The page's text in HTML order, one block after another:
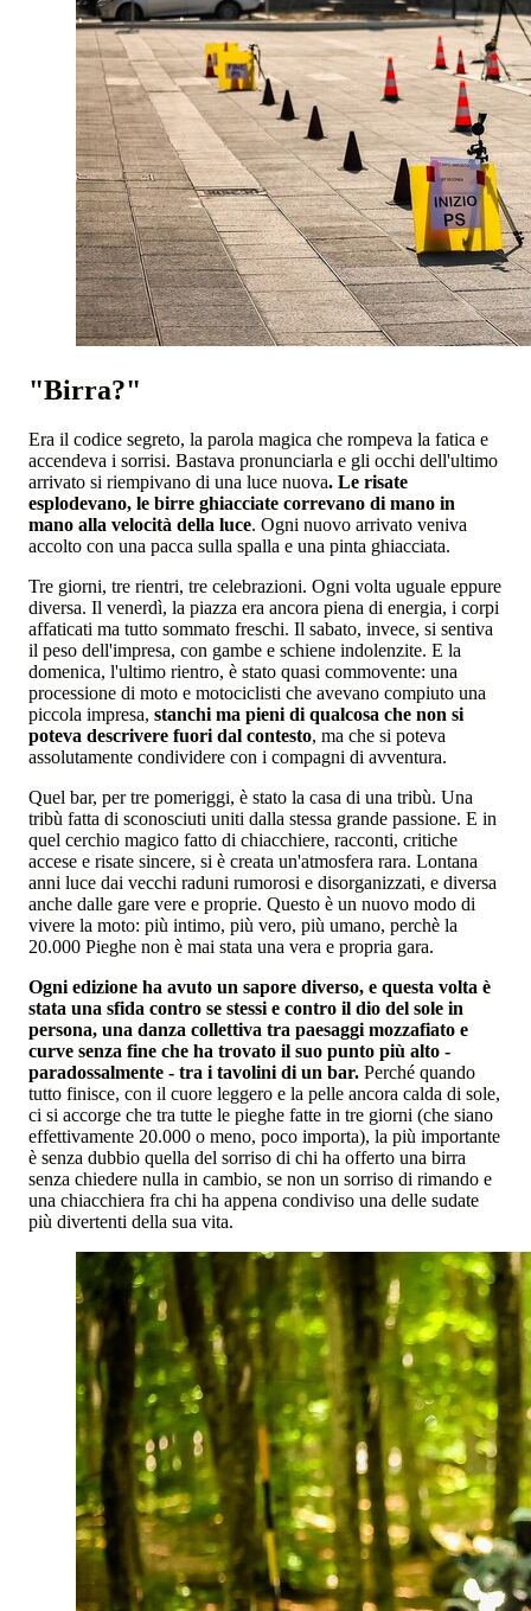
"Birra?"
Era il codice segreto, la parola magica che rompeva la fatica e
accendeva i sorrisi. Bastava pronunciarla e gli occhi dell'ultimo
arrivato si riempivano di una luce nuova. Le risate
esplodevano, le birre ghiacciate correvano di mano in
mano alla velocità della luce. Ogni nuovo arrivato veniva
accolto con una pacca sulla spalla e una pinta ghiacciata.
Tre giorni, tre rientri, tre celebrazioni. Ogni volta uguale eppure
diversa. Il venerdì, la piazza era ancora piena di energia, i corpi
affaticati ma tutto sommato freschi. Il sabato, invece, si sentiva
il peso dell'impresa, con gambe e schiene indolenzite. E la
domenica, l'ultimo rientro, è stato quasi commovente: una
processione di moto e motociclisti che avevano compiuto una
piccola impresa, stanchi ma pieni di qualcosa che non si
poteva descrivere fuori dal contesto, ma che si poteva
assolutamente condividere con i compagni di avventura.
Quel bar, per tre pomeriggi, è stato la casa di una tribù. Una
tribù fatta di sconosciuti uniti dalla stessa grande passione. E in
quel cerchio magico fatto di chiacchiere, racconti, critiche
accese e risate sincere, si è creata un'atmosfera rara. Lontana
anni luce dai vecchi raduni rumorosi e disorganizzati, e diversa
anche dalle gare vere e proprie. Questo è un nuovo modo di
vivere la moto: più intimo, più vero, più umano, perchè la
20.000 Pieghe non è mai stata una vera e propria gara.
Ogni edizione ha avuto un sapore diverso, e questa volta è
stata una sfida contro se stessi e contro il dio del sole in
persona, una danza collettiva tra paesaggi mozzafiato e
curve senza fine che ha trovato il suo punto più alto -
paradossalmente - tra i tavolini di un bar. Perché quando
tutto finisce, con il cuore leggero e la pelle ancora calda di sole,
ci si accorge che tra tutte le pieghe fatte in tre giorni (che siano
effettivamente 20.000 o meno, poco importa), la più importante
è senza dubbio quella del sorriso di chi ha offerto una birra
senza chiedere nulla in cambio, se non un sorriso di rimando e
una chiacchiera fra chi ha appena condiviso una delle sudate
più divertenti della sua vita.